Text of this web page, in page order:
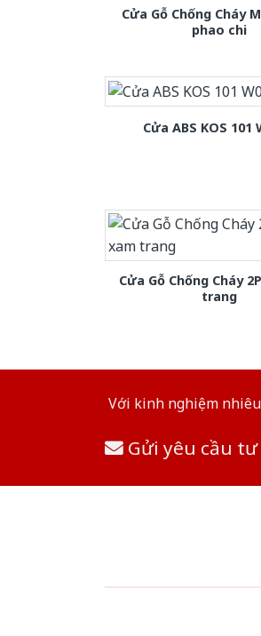
Cửa Gỗ Chống Cháy
phao chi
Cửa ABS KOS 101
Cửa Gỗ Chống Cháy
trang
Với kinh nghiệm
Gửi yêu cầu tư